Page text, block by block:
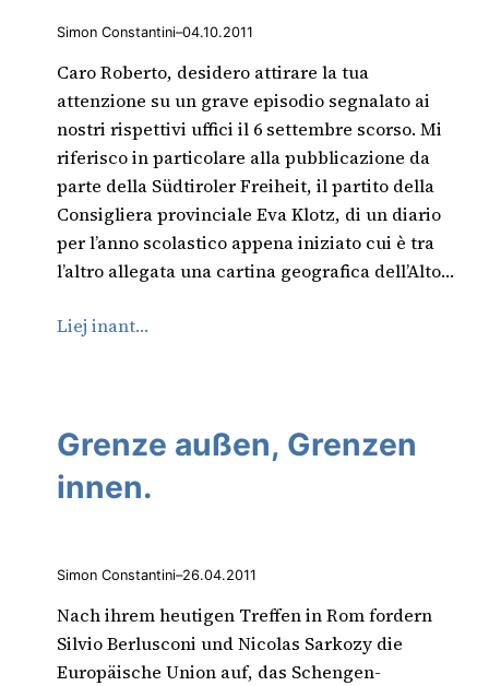
Simon Constantini–04.10.2011
Caro Roberto, desidero attirare la tua
attenzione su un grave episodio segnalato ai
nostri rispettivi uffici il 6 settembre scorso. Mi
riferisco in particolare alla pubblicazione da
parte della Südtiroler Freiheit, il partito della
Consigliera provinciale Eva Klotz, di un diario
per l’anno scolastico appena iniziato cui è tra
l’altro allegata una cartina geografica dell’Alto…
Liej inant…
Grenze außen, Grenzen
innen.
Simon Constantini–26.04.2011
Nach ihrem heutigen Treffen in Rom fordern
Silvio Berlusconi und Nicolas Sarkozy die
Europäische Union auf, das Schengen-